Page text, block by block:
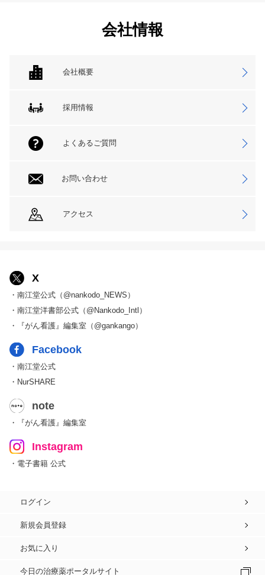
会社情報
会社概要
採用情報
よくあるご質問
お問い合わせ
アクセス
X
・南江堂公式（@nankodo_NEWS）
・南江堂洋書部公式（@Nankodo_Intl）
・『がん看護』編集室（@gankango）
Facebook
・南江堂公式
・NurSHARE
note
・『がん看護』編集室
Instagram
・電子書籍 公式
ログイン
新規会員登録
お気に入り
今日の治療薬ポータルサイト